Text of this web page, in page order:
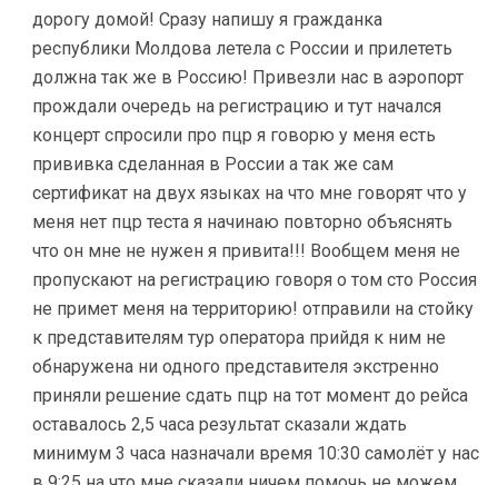
дорогу домой! Сразу напишу я гражданка
республики Молдова летела с России и прилететь
должна так же в Россию! Привезли нас в аэропорт
прождали очередь на регистрацию и тут начался
концерт спросили про пцр я говорю у меня есть
прививка сделанная в России а так же сам
сертификат на двух языках на что мне говорят что у
меня нет пцр теста я начинаю повторно объяснять
что он мне не нужен я привита!!! Вообщем меня не
пропускают на регистрацию говоря о том сто Россия
не примет меня на территорию! отправили на стойку
к представителям тур оператора прийдя к ним не
обнаружена ни одного представителя экстренно
приняли решение сдать пцр на тот момент до рейса
оставалось 2,5 часа результат сказали ждать
минимум 3 часа назначали время 10:30 самолёт у нас